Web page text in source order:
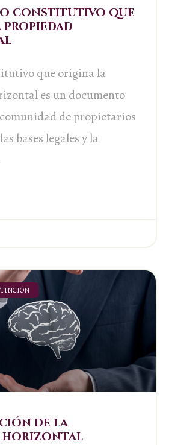
constitutivo que
que origina la
es un documento
de propietarios
bases legales y la
de la
horizontal